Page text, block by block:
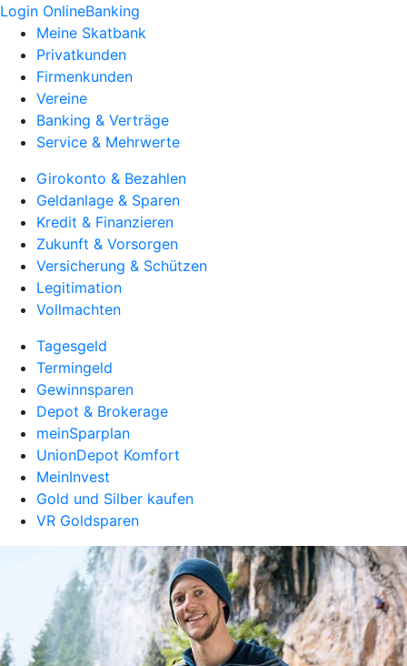
Login OnlineBanking
Meine Skatbank
Privatkunden
Firmenkunden
Vereine
Banking & Verträge
Service & Mehrwerte
Girokonto & Bezahlen
Geldanlage & Sparen
Kredit & Finanzieren
Zukunft & Vorsorgen
Versicherung & Schützen
Legitimation
Vollmachten
Tagesgeld
Termingeld
Gewinnsparen
Depot & Brokerage
meinSparplan
UnionDepot Komfort
MeinInvest
Gold und Silber kaufen
VR Goldsparen